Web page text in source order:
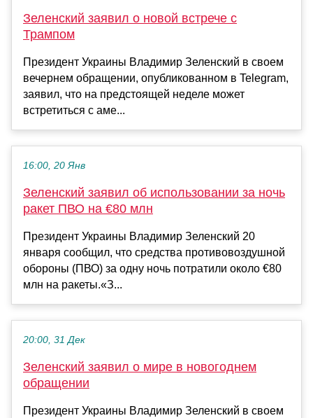
Зеленский заявил о новой встрече с
Трампом
Президент Украины Владимир Зеленский в своем
вечернем обращении, опубликованном в Telegram,
заявил, что на предстоящей неделе может
встретиться с аме...
16:00, 20 Янв
Зеленский заявил об использовании за ночь
ракет ПВО на €80 млн
Президент Украины Владимир Зеленский 20
января сообщил, что средства противовоздушной
обороны (ПВО) за одну ночь потратили около €80
млн на ракеты.«З...
20:00, 31 Дек
Зеленский заявил о мире в новогоднем
обращении
Президент Украины Владимир Зеленский в своем